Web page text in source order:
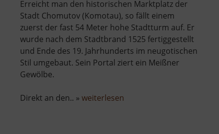
Erreicht man den historischen Marktplatz der
Stadt Chomutov (Komotau), so fällt einem
zuerst der fast 54 Meter hohe Stadtturm auf. Er
wurde nach dem Stadtbrand 1525 fertiggestellt
und Ende des 19. Jahrhunderts im neugotischen
Stil umgebaut. Sein Portal ziert ein Meißner
Gewölbe.
Direkt an den.. » weiterlesen